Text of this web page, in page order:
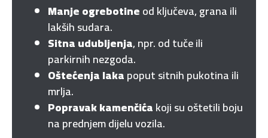
Manje ogrebotineod ključeva, grana ili
lakših sudara.
Sitna udubljenja, npr. od tuče ili
parkirnih nezgoda.
Oštećenja lakapoput sitnih pukotina ili
mrlja.
Popravak kamenčićakoji su oštetili boju
na prednjem dijelu vozila.